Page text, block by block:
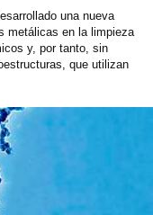
una nueva
metálicas en la limpieza
y, por tanto, sin
que utilizan